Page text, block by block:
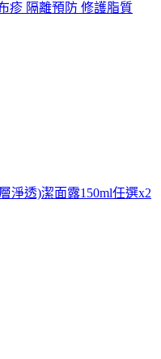
疹 隔離預防 修護脂質
淨透)潔面露150ml任選x2